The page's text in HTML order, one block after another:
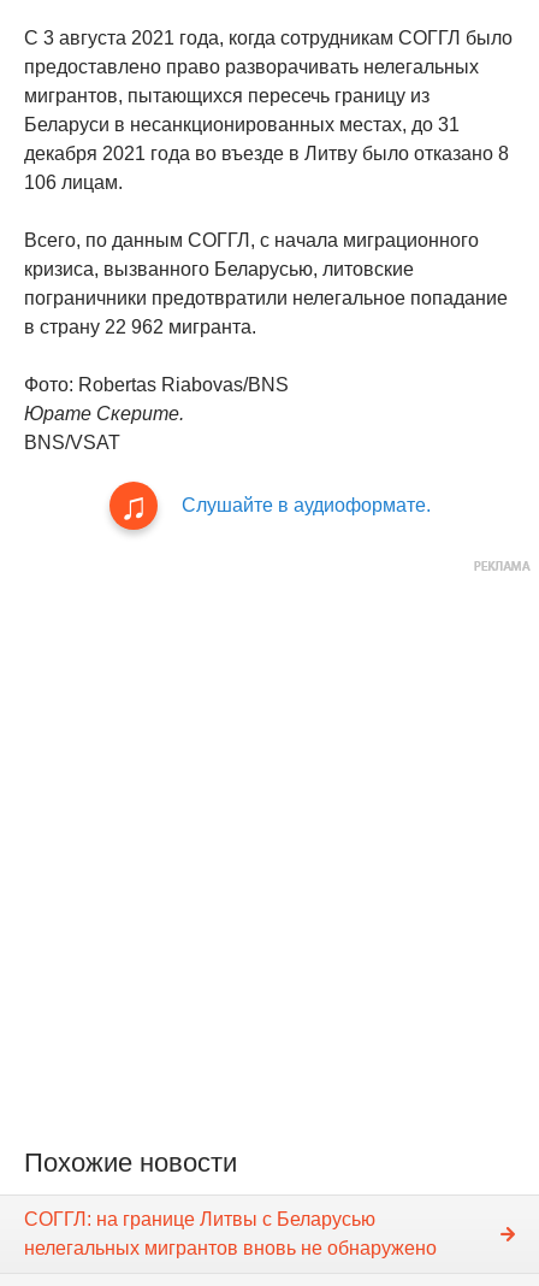
С 3 августа 2021 года, когда сотрудникам СОГГЛ было
предоставлено право разворачивать нелегальных
мигрантов, пытающихся пересечь границу из
Беларуси в несанкционированных местах, до 31
декабря 2021 года во въезде в Литву было отказано 8
106 лицам.
Всего, по данным СОГГЛ, с начала миграционного
кризиса, вызванного Беларусью, литовские
пограничники предотвратили нелегальное попадание
в страну 22 962 мигранта.
Фото: Robertas Riabovas/BNS
Юрате Скерите.
BNS/VSAT
Слушайте в аудиоформате.
Похожие новости
СОГГЛ: на границе Литвы с Беларусью
нелегальных мигрантов вновь не обнаружено